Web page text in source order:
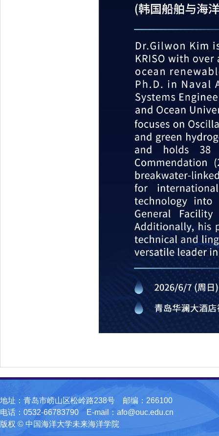
地址：青岛市崂山区松岭路238号 邮编：266100
电话：0532-66783790 E-mail：afo@ouc.edu.cn
版权 © 中国海洋大学未来海洋学院